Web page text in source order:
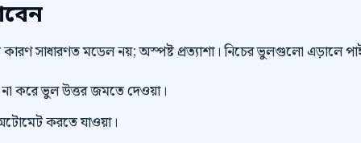
কারণ সাধারণত মডেল নয়; অস্পষ্ট প্রত্যাশা। নিচের ভুলগুলো এড়ালে
না করে ভুল উত্তর জমতে দেওয়া।
করতে যাওয়া।